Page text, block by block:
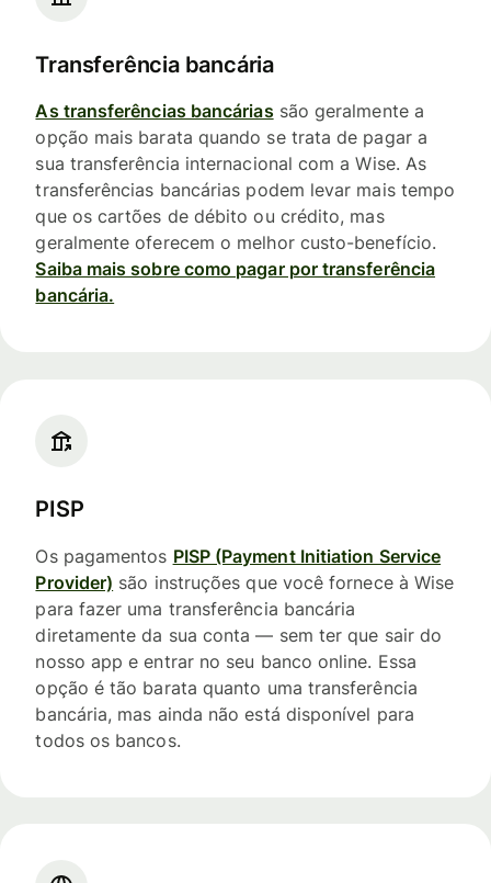
Transferência bancária
As transferências bancáriassão geralmente a
opção mais barata quando se trata de pagar a
sua transferência internacional com a Wise. As
transferências bancárias podem levar mais tempo
que os cartões de débito ou crédito, mas
geralmente oferecem o melhor custo-benefício.
Saiba mais sobre como pagar por transferência
bancária.
PISP
Os pagamentos PISP (Payment Initiation Service
Provider) são instruções que você fornece à Wise
para fazer uma transferência bancária
diretamente da sua conta — sem ter que sair do
nosso app e entrar no seu banco online. Essa
opção é tão barata quanto uma transferência
bancária, mas ainda não está disponível para
todos os bancos.